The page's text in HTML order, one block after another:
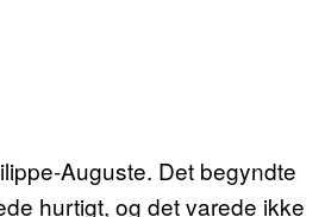
Auguste. Det begyndte
hurtigt, og det varede ikke